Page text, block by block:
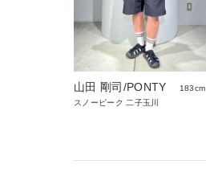
山田 剛司/PONTY
183cm
スノーピーク 二子玉川